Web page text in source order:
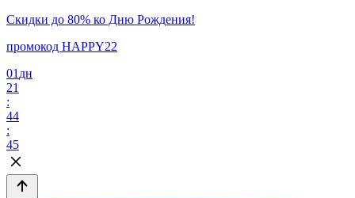
Скидки до 80% ко Дню Рождения!
промокод HAPPY22
01 дн
21
:
44
:
45